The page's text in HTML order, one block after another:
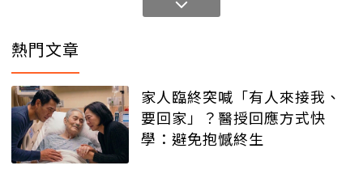
熱門文章
家人臨終突喊「有人來接我、
要回家」？醫授回應方式快
學：避免抱憾終生